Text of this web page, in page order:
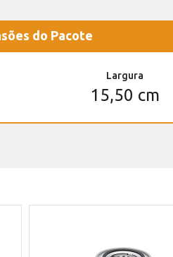
do Pacote
Largura
15,50 cm